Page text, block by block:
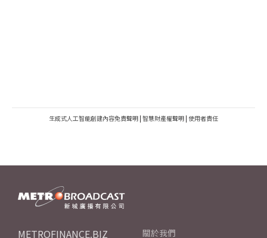
生成式人工智能創建內容免責聲明 | 智慧財產權聲明 | 使用者責任
METROFINANCE.BIZ
關於我們